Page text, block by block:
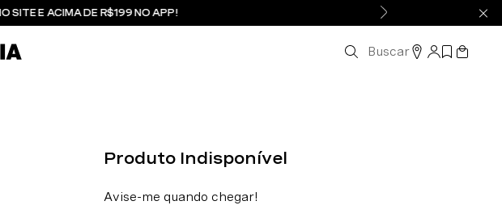
SITE E ACIMA DE R$199 NO APP!
Buscar